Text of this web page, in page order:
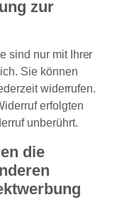
zur
sind nur mit Ihrer
Sie können
widerrufen.
erfolgten
unberührt.
die